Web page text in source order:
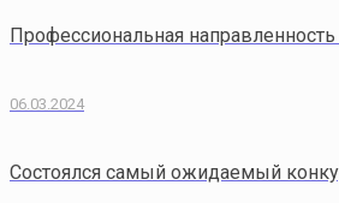
Профессиональная
06.03.2024
Состоялся самый ожидаемый